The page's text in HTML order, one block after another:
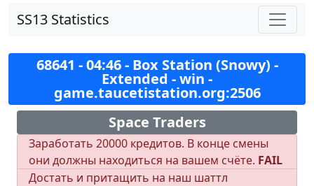
SS13 Statistics
68641 - 04:46 - Box Station (Snowy) -
Extended - win -
game.taucetistation.org:2506
Space Traders
Заработать 20000 кредитов. В конце смены
они должны находиться на вашем счёте. FAIL
Достать и притащить на наш шаттл